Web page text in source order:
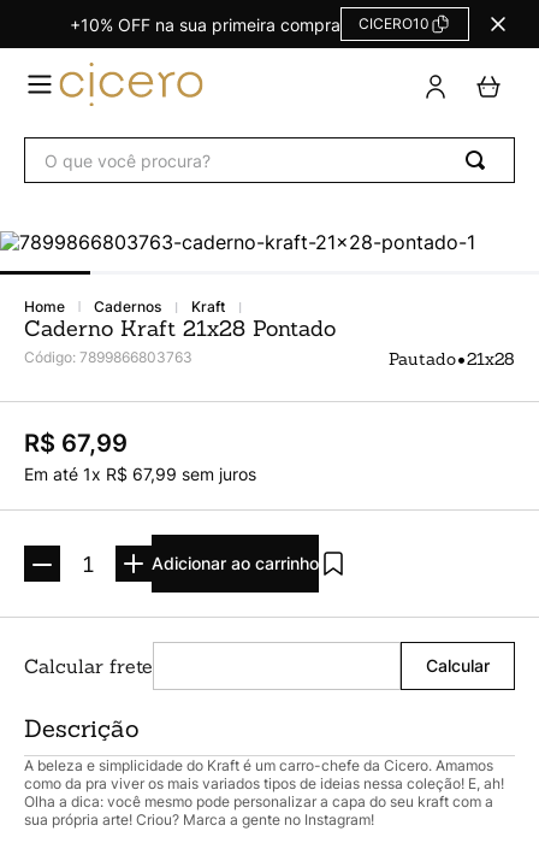
+10% OFF na sua primeira compra CICERO10
cadernos kraft
Caderno Kraft 21x28 Pontado
Código: 7899866803763 Pautado•21x28
R$ 67,99
Em até 1x R$ 67,99 sem juros
Adicionar ao carrinho
Descrição
A beleza e simplicidade do Kraft é um carro-chefe da Cicero. Amamos
como da pra viver os mais variados tipos de ideias nessa coleção! E, ah!
Olha a dica: você mesmo pode personalizar a capa do seu kraft com a
sua própria arte! Criou? Marca a gente no Instagram!
TERMOS
MAIS
Agendas Calendários
3ºFichário
Planner
Planner Permanente
Melissa
ºArgolado